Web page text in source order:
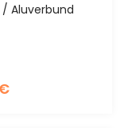
Aluverbund